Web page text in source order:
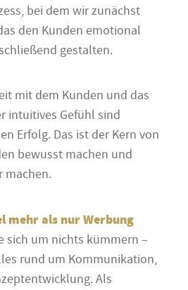
bei dem wir zunächst
den Kunden emotional
gestalten.
mit dem Kunden und das
intuitives Gefühl sind
Erfolg. Das ist der Kern von
bewusst machen und
machen.
mehr als nur Werbung
sich um nichts kümmern –
rund um Kommunikation,
Als